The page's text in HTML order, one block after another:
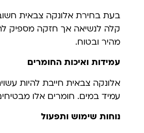
בעת בחירת אלונקה צבאית
קלה לנשיאה אך חזקה מספיק
מהיר ובטוח.
עמידות ואיכות החומרים
אלונקה צבאית חייבת להיות
עמיד במים. חומרים אלו
נוחות שימוש ותפעול